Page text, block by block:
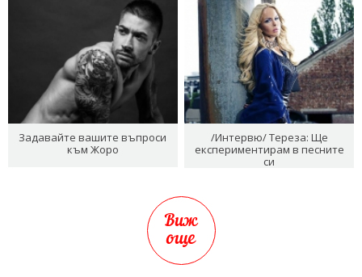
Задавайте вашите въпроси
към Жоро
/Интервю/ Тереза: Ще
експериментирам в песните
си
Виж
още